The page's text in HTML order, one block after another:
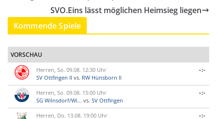
SVO.Eins lässt möglichen Heimsieg liegen
Kommende Spiele
VORSCHAU
Herren, So. 09.08. 12:30 Uhr
SV Ottfingen II vs. RW Hünsborn II
-:-
Herren, So. 09.08. 15:00 Uhr
SG Wilnsdorf/Wi... vs. SV Ottfingen
-:-
Herren, Do. 13.08. 19:00 Uhr
-:-